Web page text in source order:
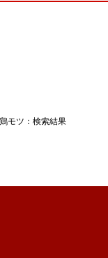
モツ：検索結果